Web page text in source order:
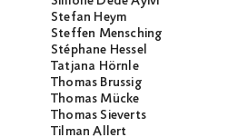
Stefan Heym
Steffen Mensching
Stéphane Hessel
Tatjana Hörnle
Thomas Brussig
Thomas Mücke
Thomas Sieverts
Tilman Allert